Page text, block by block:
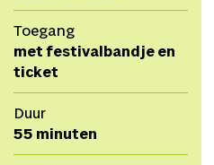
Toegang
met festivalbandje en
ticket
Duur
55 minuten